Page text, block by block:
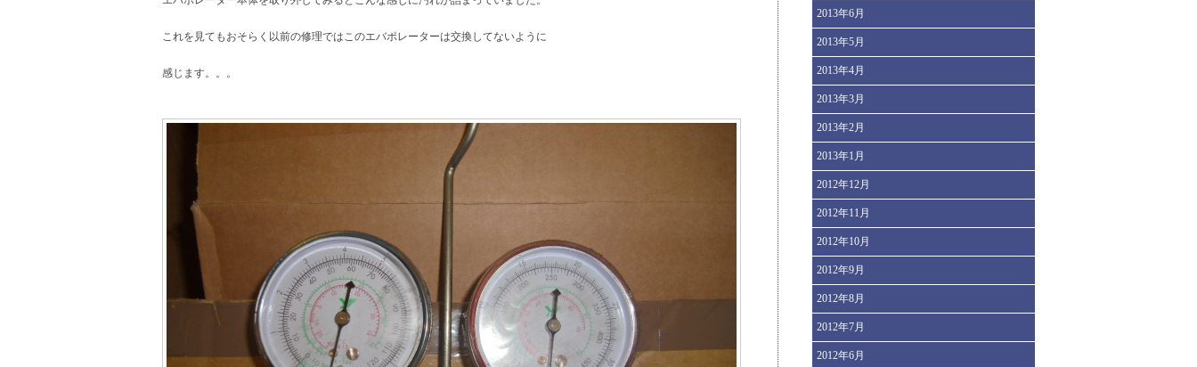
これを見てもおそらく以前の修理ではこのエバポレーターは交換してないように
感じます。。。
2013年6月
2013年5月
2013年4月
2013年3月
2013年2月
2013年1月
2012年12月
2012年11月
2012年10月
2012年9月
2012年8月
2012年7月
2012年6月